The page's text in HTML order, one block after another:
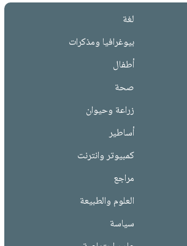
لغة
بيوغرافيا ومذكرات
أطفال
صحة
زراعة وحيوان
أساطير
كمبيوتر وانترنت
مراجع
العلوم والطبيعة
سياسة